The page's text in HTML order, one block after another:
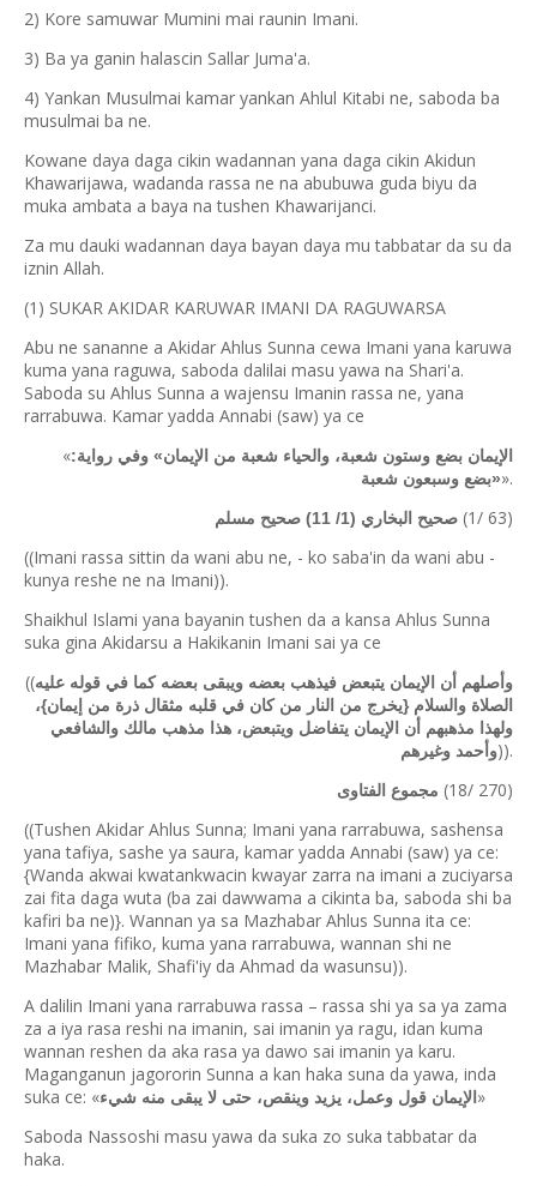
2) Kore samuwar Mumini mai raunin Imani.
3) Ba ya ganin halascin Sallar Juma'a.
4) Yankan Musulmai kamar yankan Ahlul Kitabi ne, saboda ba
musulmai ba ne.
Kowane daya daga cikin wadannan yana daga cikin Akidun
Khawarijawa, wadanda rassa ne na abubuwa guda biyu da
muka ambata a baya na tushen Khawarijanci.
Za mu dauki wadannan daya bayan daya mu tabbatar da su da
iznin Allah.
(1) SUKAR AKIDAR KARUWAR IMANI DA RAGUWARSA
Abu ne sananne a Akidar Ahlus Sunna cewa Imani yana karuwa
kuma yana raguwa, saboda dalilai masu yawa na Shari'a.
Saboda su Ahlus Sunna a wajensu Imanin rassa ne, yana
rarrabuwa. Kamar yadda Annabi (saw) ya ce
«الإيمان بضع وستون شعبة، والحياء شعبة من الإيمان» وفي رواية:
«بضع وسبعون شعبة».
صحيح البخاري (1/ 11) صحيح مسلم (1/ 63)
((Imani rassa sittin da wani abu ne, - ko saba'in da wani abu -
kunya reshe ne na Imani)).
Shaikhul Islami yana bayanin tushen da a kansa Ahlus Sunna
suka gina Akidarsu a Hakikanin Imani sai ya ce
((وأصلهم أن الإيمان يتبعض فيذهب بعضه ويبقى بعضه كما في قوله عليه
الصلاة والسلام {يخرج من النار من كان في قلبه مثقال ذرة من إيمان}،
ولهذا مذهبهم أن الإيمان يتفاضل ويتبعض، هذا مذهب مالك والشافعي
وأحمد وغيرهم)).
مجموع الفتاوى (18/ 270)
((Tushen Akidar Ahlus Sunna; Imani yana rarrabuwa, sashensa
yana tafiya, sashe ya saura, kamar yadda Annabi (saw) ya ce:
{Wanda akwai kwatankwacin kwayar zarra na imani a zuciyarsa
zai fita daga wuta (ba zai dawwama a cikinta ba, saboda shi ba
kafiri ba ne)}. Wannan ya sa Mazhabar Ahlus Sunna ita ce:
Imani yana fifiko, kuma yana rarrabuwa, wannan shi ne
Mazhabar Malik, Shafi'iy da Ahmad da wasunsu)).
A dalilin Imani yana rarrabuwa rassa – rassa shi ya sa ya zama
za a iya rasa reshi na imanin, sai imanin ya ragu, idan kuma
wannan reshen da aka rasa ya dawo sai imanin ya karu.
Maganganun jagororin Sunna a kan haka suna da yawa, inda
suka ce: «الإيمان قول وعمل، يزيد وينقص، حتى لا يبقى منه شيء »
Saboda Nassoshi masu yawa da suka zo suka tabbatar da
haka.